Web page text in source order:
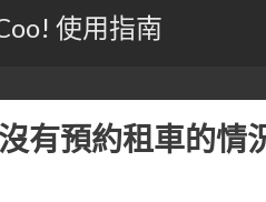
使用指南
有預約租車的情